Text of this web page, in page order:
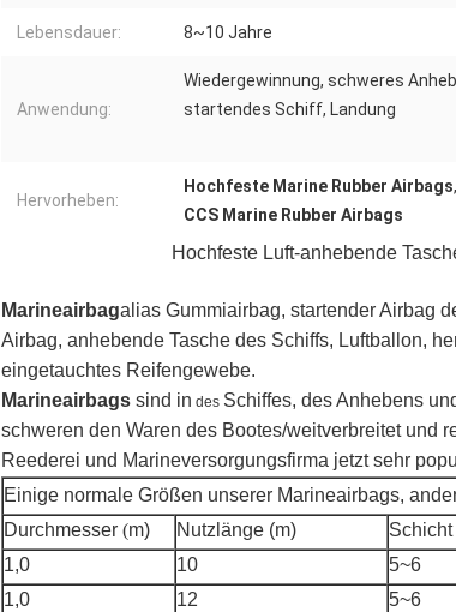
Lebensdauer: 8~10 Jahre
Anwendung:
Wiedergewinnung, schweres
startendes Schiff, Landung
Hervorheben:
Hochfeste Marine Rubber Airbags,
CCS Marine Rubber Airbags
Hochfeste Luft-anhebende
Marineairbagalias Gummiairbag, startender Airbag
Airbag, anhebende Tasche des Schiffs, Luftballon,
eingetauchtes Reifengewebe.
Marineairbags sind in des Schiffes, des Anhebens
schweren den Waren des Bootes/weitverbreitet und
Reederei und Marineversorgungsfirma jetzt sehr
Einige normale Größen unserer Marineairbags,
Durchmesser (m) Nutzlänge (m) Schicht
1,0
10 5~6
1,0
12 5~6